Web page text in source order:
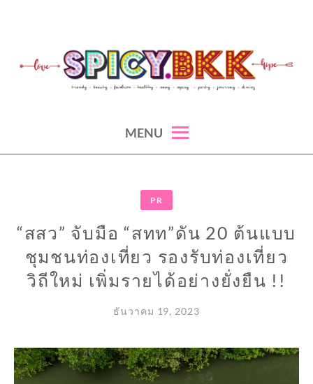
content
MENU
PR
“สสว” จับมือ “สทท”ดัน 20 ต้นแบบ
ชุมชนท่องเที่ยว รองรับท่องเที่ยว
วิถีใหม่ เพิ่มรายได้อย่างยั่งยืน !!
ธันวาคม 19, 2023